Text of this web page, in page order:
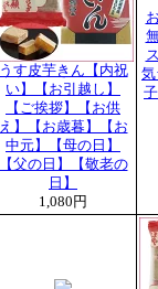
うす皮芋きん【内祝
い】【お引越し】
【ご挨拶】【お供
え】【お歳暮】【お
中元】【母の日】
【父の日】【敬老の
日】
1,080円